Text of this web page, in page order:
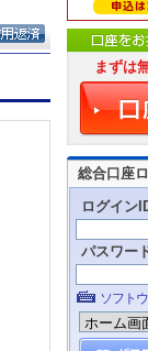
まずは
総合口座
ログイン
パスワー
ソフト